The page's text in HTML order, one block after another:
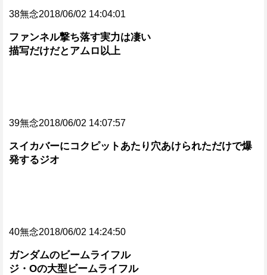
38無念2018/06/02 14:04:01
ファンネル撃ち落す実力は凄い
描写だけだとアムロ以上
39無念2018/06/02 14:07:57
スイカバーにコクピットあたり穴あけられただけで爆
発するジオ
40無念2018/06/02 14:24:50
ガンダムのビームライフル
ジ・Oの大型ビームライフル